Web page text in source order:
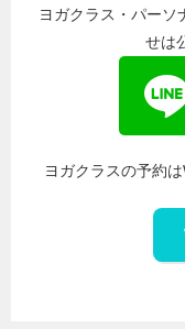
ヨガクラス・パーソ
せは
ヨガクラスの予約